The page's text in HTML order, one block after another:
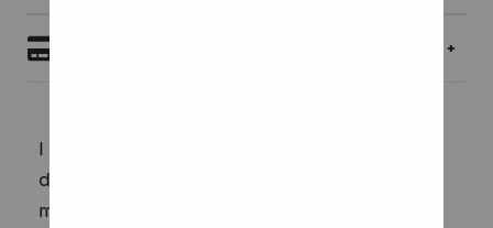
I kylande vindar och mörka vinternätter kan
du drömma dig bort till forntida dagar och
möta kärlek lika mjuk som nyfallen snö. Där